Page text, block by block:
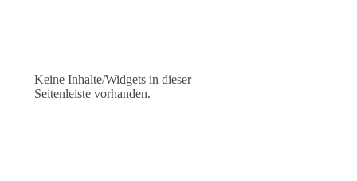
Keine Inhalte/Widgets in dieser
Seitenleiste vorhanden.